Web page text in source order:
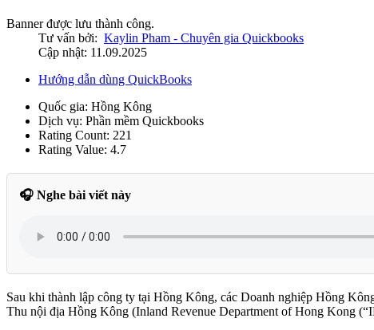
Banner được lưu thành công.
Tư vấn bởi: Kaylin Pham - Chuyên gia Quickbooks
Cập nhật: 11.09.2025
Hướng dẫn dùng QuickBooks
Quốc gia: Hồng Kông
Dịch vụ: Phần mềm Quickbooks
Rating Count: 221
Rating Value: 4.7
🎧 Nghe bài viết này
Sau khi thành lập công ty tại Hồng Kông, các Doanh nghiệp Hồng
Thu nội địa Hồng Kông (Inland Revenue Department of Hong Kong